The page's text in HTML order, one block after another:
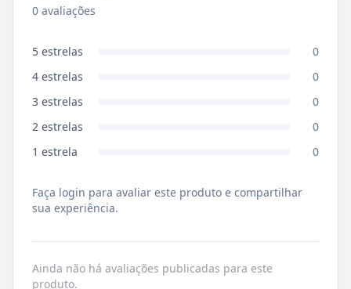
0 avaliações
5 estrelas
0
4 estrelas
0
3 estrelas
0
2 estrelas
0
1 estrela 0
Faça login para avaliar este produto e compartilhar
sua experiência.
Ainda não há avaliações publicadas para este
produto.